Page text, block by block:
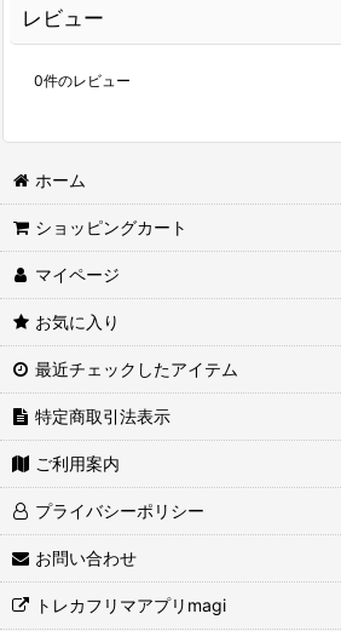
レビュー
0件のレビュー
ホーム
ショッピングカート
マイページ
お気に入り
最近チェックしたアイテム
特定商取引法表示
ご利用案内
プライバシーポリシー
お問い合わせ
トレカフリマアプリmagi